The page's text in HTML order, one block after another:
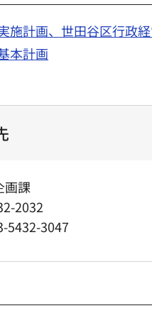
施計画、世田谷区行政
本計画
画課
2032
5432-3047